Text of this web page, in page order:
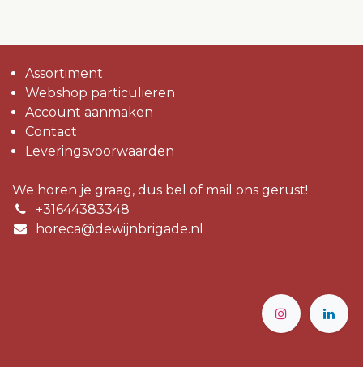
Assortiment
Webshop particulieren
Account aanmaken
Contact
Leveringsvoorwaarden
We horen je graag, dus bel of mail ons gerust!
+31644383348
horeca@dewijnbrigade.nl